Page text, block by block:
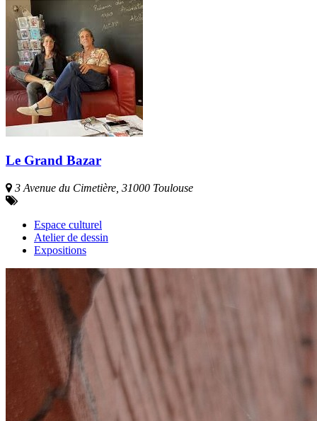
Le Grand Bazar
3 Avenue du Cimetière, 31000 Toulouse
Espace culturel
Atelier de dessin
Expositions